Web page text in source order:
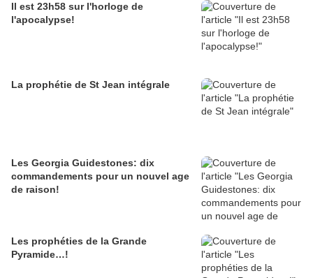
Il est 23h58 sur l'horloge de
l'apocalypse!
La prophétie de St Jean intégrale
Les Georgia Guidestones: dix
commandements pour un nouvel age
de raison!
Les prophéties de la Grande
Pyramide…!